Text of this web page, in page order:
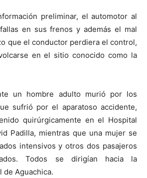
preliminar, el automotor al
en sus frenos y además el mal
que el conductor perdiera el control,
en el sitio conocido como la
un hombre adulto murió por los
sufrió por el aparatoso accidente,
quirúrgicamente en el Hospital
Padilla, mientras que una mujer se
intensivos y otros dos pasajeros
Todos se dirigían hacia la
de Aguachica.